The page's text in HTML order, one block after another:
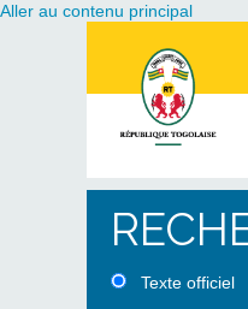
Aller au contenu principal
Texte officiel